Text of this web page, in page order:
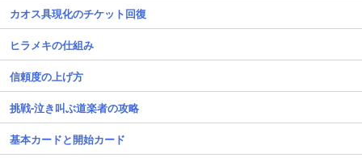
カオス具現化のチケット回復
ヒラメキの仕組み
信頼度の上げ方
挑戦-泣き叫ぶ道楽者の攻略
基本カードと開始カード